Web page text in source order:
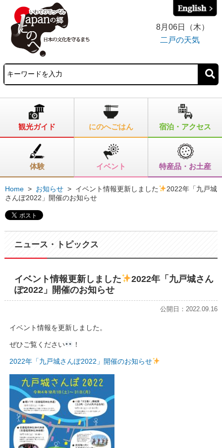
8月06日（木）
二戸の天気
観光ガイド にのへごはん 宿泊・アクセス
体験 イベント 特産品・お土産
Home > お知らせ > イベント情報更新しました
2022年「九戸城
さんぽ2022」開催のお知らせ
ニュース・トピックス
イベント情報更新しました
2022年「九戸城さん
ぽ2022」開催のお知らせ
公開日：2022.09.16
イベント情報を更新しました。
ぜひご覧ください ！
2022年「九戸城さんぽ2022」開催のお知らせ